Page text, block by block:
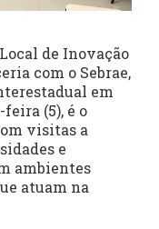
de Inovação
com o Sebrae,
em
(5), é o
visitas a
e
ambientes
atuam na